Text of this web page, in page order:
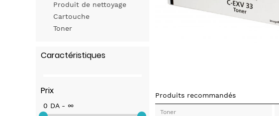
Produits recommandés
Toner
Produit de nettoyage
Cartouche
Toner
Caractéristiques
Prix
0 DA - ∞